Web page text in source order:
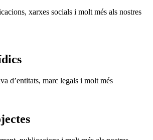
xarxes socials i molt més als nostres